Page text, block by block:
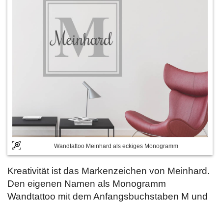
Wandtattoo Meinhard als eckiges Monogramm
Kreativität ist das Markenzeichen von Meinhard.
Den eigenen Namen als Monogramm
Wandtattoo mit dem Anfangsbuchstaben M und